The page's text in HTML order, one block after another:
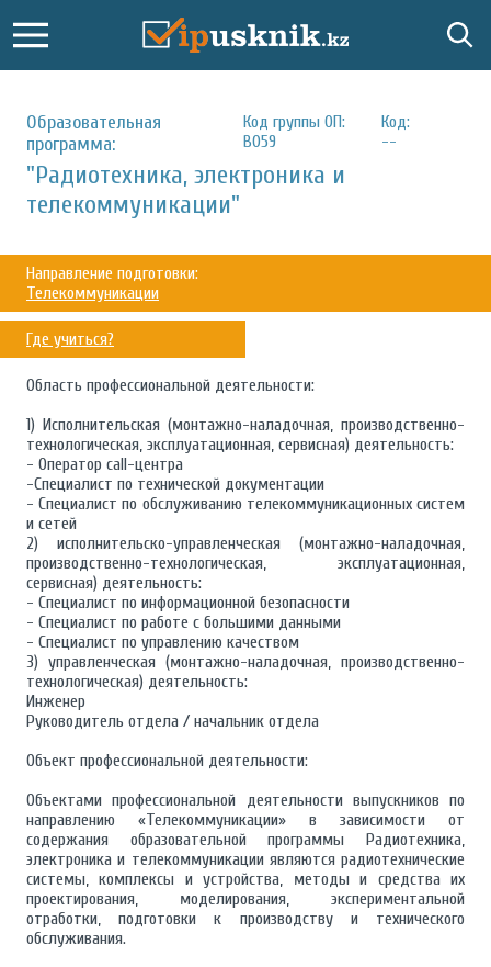
Образовательная
программа:
Код группы ОП:
B059
Код:
--
"Радиотехника, электроника и
телекоммуникации"
Направление подготовки:
Телекоммуникации
Где учиться?
Область профессиональной деятельности:
1) Исполнительская (монтажно-наладочная, производственно-
технологическая, эксплуатационная, сервисная) деятельность:
- Оператор call-центра
-Специалист по технической документации
- Специалист по обслуживанию телекоммуникационных систем
и сетей
2) исполнительско-управленческая (монтажно-наладочная,
производственно-технологическая, эксплуатационная,
сервисная) деятельность:
- Специалист по информационной безопасности
- Специалист по работе с большими данными
- Специалист по управлению качеством
3) управленческая (монтажно-наладочная, производственно-
технологическая) деятельность:
Инженер
Руководитель отдела / начальник отдела
Объект профессиональной деятельности:
Объектами профессиональной деятельности выпускников по
направлению «Телекоммуникации» в зависимости от
содержания образовательной программы Радиотехника,
электроника и телекоммуникации являются радиотехнические
системы, комплексы и устройства, методы и средства их
проектирования, моделирования, экспериментальной
отработки, подготовки к производству и технического
обслуживания.